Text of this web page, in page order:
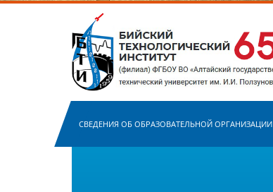
СВЕДЕНИЯ ОБ ОБРАЗОВАТЕЛЬНОЙ ОРГАНИЗАЦИИ